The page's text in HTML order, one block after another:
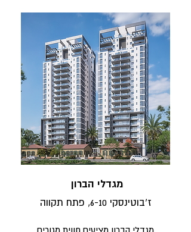
מגדלי הברון מציעים חווית מגורים
מגדלי הברון
ז'בוטינסקי 6-10, פתח תקווה